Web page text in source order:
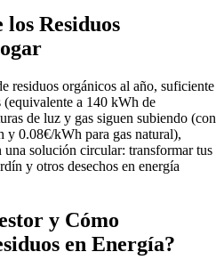
Residuos
residuos orgánicos al año, suficiente
(equivalente a 140 kWh de
de luz y gas siguen subiendo (con
y 0.08€/kWh para gas natural),
una solución circular: transformar tus
y otros desechos en energía
y Cómo
en Energía?